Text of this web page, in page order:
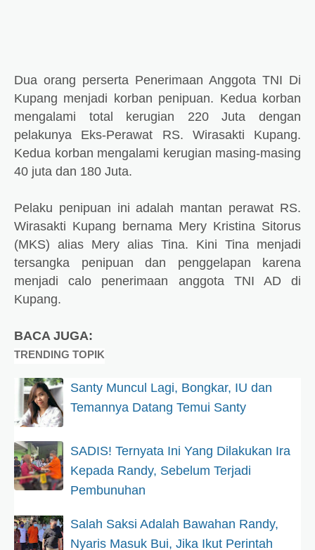
Dua orang perserta Penerimaan Anggota TNI Di
Kupang menjadi korban penipuan. Kedua korban
mengalami total kerugian 220 Juta dengan
pelakunya Eks-Perawat RS. Wirasakti Kupang.
Kedua korban mengalami kerugian masing-masing
40 juta dan 180 Juta.
Pelaku penipuan ini adalah mantan perawat RS.
Wirasakti Kupang bernama Mery Kristina Sitorus
(MKS) alias Mery alias Tina. Kini Tina menjadi
tersangka penipuan dan penggelapan karena
menjadi calo penerimaan anggota TNI AD di
Kupang.
BACA JUGA:
TRENDING TOPIK
Santy Muncul Lagi, Bongkar, IU dan
Temannya Datang Temui Santy
SADIS! Ternyata Ini Yang Dilakukan Ira
Kepada Randy, Sebelum Terjadi
Pembunuhan
Salah Saksi Adalah Bawahan Randy,
Nyaris Masuk Bui, Jika Ikut Perintah